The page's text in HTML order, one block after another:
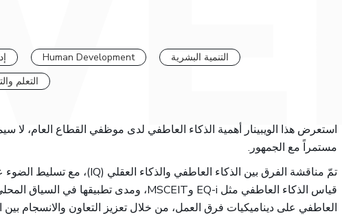
Human Development
التنمية البشرية
التعلم
استعرض هذا الويبينار أهمية الذكاء العاطفي لدى موظفي القطاع العام، لا
مستمراً مع الجمهور.
تمّ مناقشة الفرق بين الذكاء العاطفي والذكاء العقلي (IQ)، مع تسليط الضوء
قياس الذكاء العاطفي مثل EQ-i وMSCEIT، ومدى تطبيقها في السياق
العاطفي على ديناميكيات فرق العمل، من خلال تعزيز التعاون والانسجام بين